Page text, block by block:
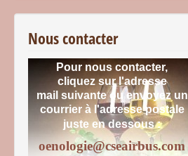
Nous contacter
Pour nous contacter,
cliquez sur l'adresse
mail suivante ou envoyez un
courrierà l'adresse postale
juste en dessous :
oenologie@cseairbus.com